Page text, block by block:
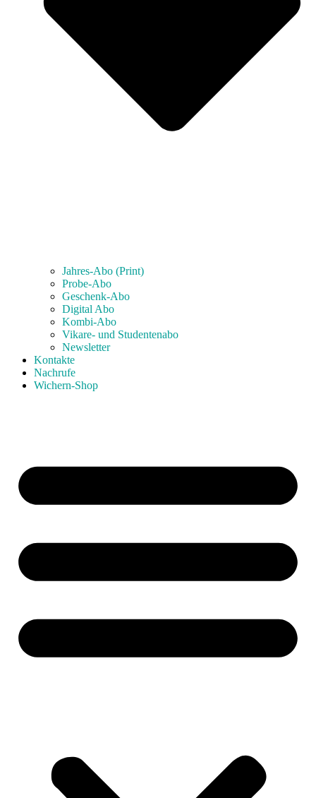
Jahres-Abo (Print)
Probe-Abo
Geschenk-Abo
Digital Abo
Kombi-Abo
Vikare- und Studentenabo
Newsletter
Kontakte
Nachrufe
Wichern-Shop